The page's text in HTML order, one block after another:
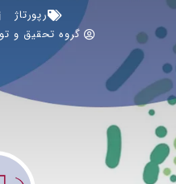
رپورتاژ
گروه تحقیق و